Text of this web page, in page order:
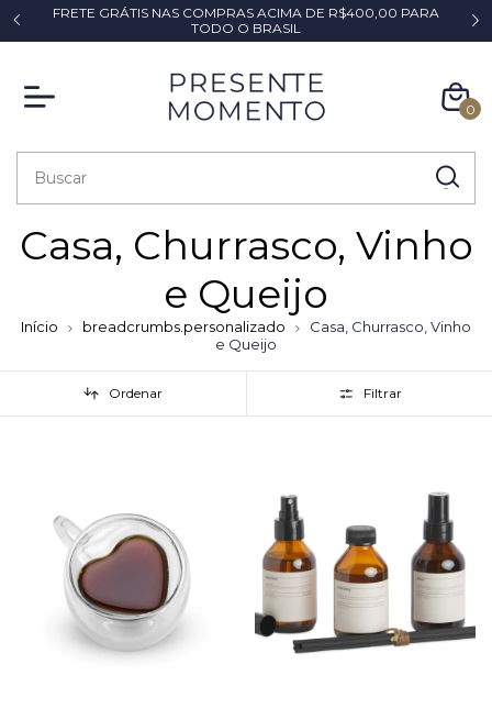
FRETE GRÁTIS NAS COMPRAS ACIMA DE R$400,00 PARA
TODO O BRASIL
0
Casa, Churrasco, Vinho
e Queijo
Início breadcrumbs.personalizado
Casa, Churrasco, Vinho
e Queijo
Ordenar Filtrar